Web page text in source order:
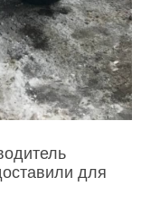
для